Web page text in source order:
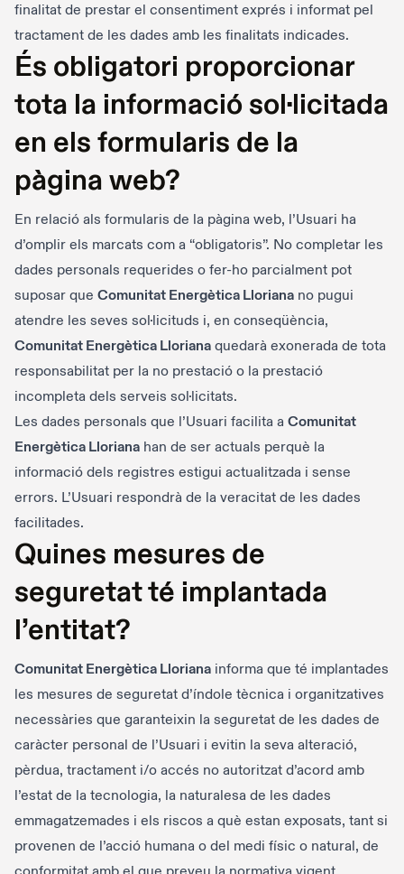
finalitat de prestar el consentiment exprés i informat pel
tractament de les dades amb les finalitats indicades.
És obligatori proporcionar
tota la informació sol·licitada
en els formularis de la
pàgina web?
En relació als formularis de la pàgina web, l’Usuari ha
d’omplir els marcats com a “obligatoris”. No completar les
dades personals requerides o fer-ho parcialment pot
suposar que Comunitat Energètica Lloriana no pugui
atendre les seves sol·licituds i, en conseqüència,
Comunitat Energètica Lloriana quedarà exonerada de tota
responsabilitat per la no prestació o la prestació
incompleta dels serveis sol·licitats.
Les dades personals que l’Usuari facilita a Comunitat
Energètica Lloriana han de ser actuals perquè la
informació dels registres estigui actualitzada i sense
errors. L’Usuari respondrà de la veracitat de les dades
facilitades.
Quines mesures de
seguretat té implantada
l’entitat?
Comunitat Energètica Lloriana informa que té implantades
les mesures de seguretat d’índole tècnica i organitzatives
necessàries que garanteixin la seguretat de les dades de
caràcter personal de l’Usuari i evitin la seva alteració,
pèrdua, tractament i/o accés no autoritzat d’acord amb
l’estat de la tecnologia, la naturalesa de les dades
emmagatzemades i els riscos a què estan exposats, tant si
provenen de l’acció humana o del medi físic o natural, de